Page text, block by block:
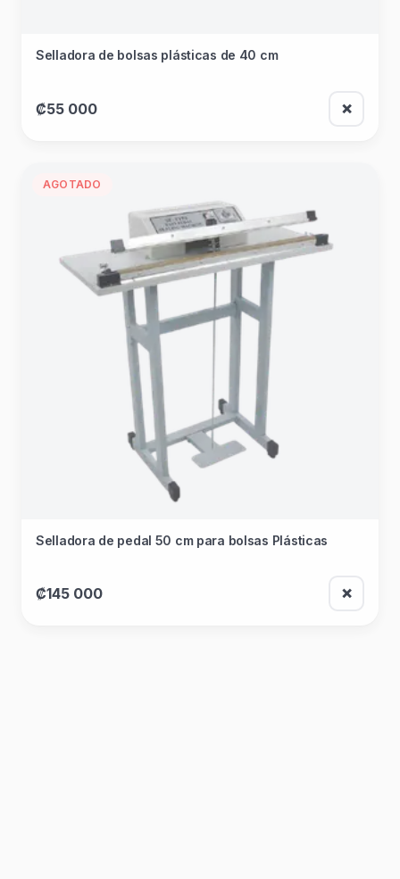
Selladora de bolsas plásticas de 40 cm
₡55 000 ❌
AGOTADO
Selladora de pedal 50 cm para bolsas Plásticas
₡145 000 ❌